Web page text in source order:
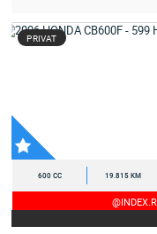
PRIVAT
600 CC 19.815 KM